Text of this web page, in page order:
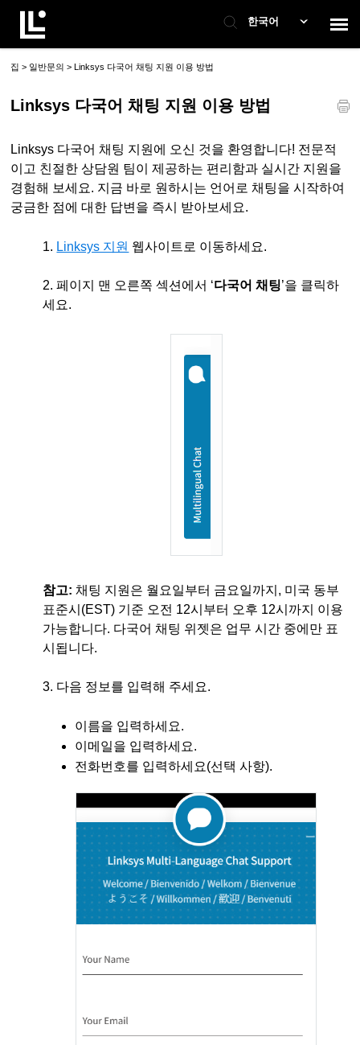
한국어
지원팀에 문의
티켓 상태 확인
집 > 일반문의>Linksys 다국어 채팅 지원 이용 방법
Linksys 다국어 채팅 지원 이용 방법
Linksys 다국어 채팅 지원에 오신 것을 환영합니다! 전문적
이고 친절한 상담원 팀이 제공하는 편리함과 실시간 지원을
경험해 보세요. 지금 바로 원하시는 언어로 채팅을 시작하여
궁금한 점에 대한 답변을 즉시 받아보세요.
1. Linksys 지원 웹사이트로 이동하세요.
2.페이지 맨 오른쪽 섹션에서 ‘다국어 채팅’을 클릭하
세요.
참고: 채팅 지원은 월요일부터 금요일까지, 미국 동부
표준시(EST) 기준 오전 12시부터 오후 12시까지 이용
가능합니다. 다국어 채팅 위젯은 업무 시간 중에만 표
시됩니다.
3. 다음 정보를 입력해 주세요.
이름을 입력하세요.
이메일을 입력하세요.
전화번호를 입력하세요(선택 사항).